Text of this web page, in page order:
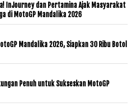
InJourney dan Pertamina Ajak Masyarakat
di MotoGP Mandalika 2026
Mandalika 2026, Siapkan 30 Ribu Botol
Penuh untuk Sukseskan MotoGP